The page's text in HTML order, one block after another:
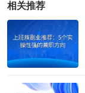
相关推荐